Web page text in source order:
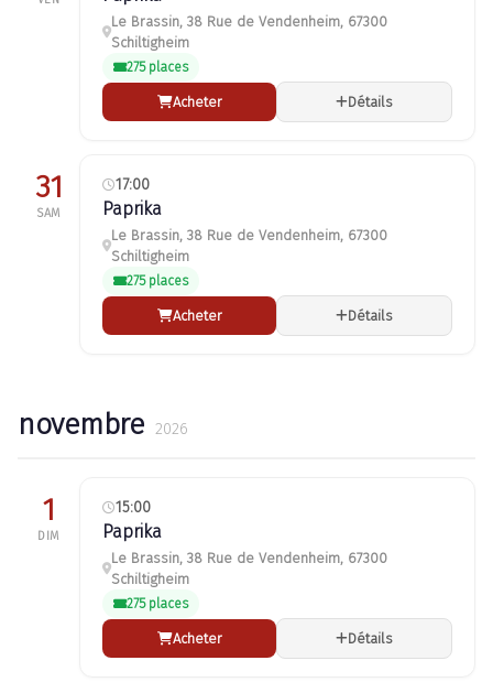
Le Brassin, 38 Rue de Vendenheim, 67300
Schiltigheim
275 places
Acheter Détails
31
SAM
17:00
Paprika
Le Brassin, 38 Rue de Vendenheim, 67300
Schiltigheim
275 places
Acheter Détails
novembre 2026
1
DIM
15:00
Paprika
Le Brassin, 38 Rue de Vendenheim, 67300
Schiltigheim
275 places
Acheter Détails